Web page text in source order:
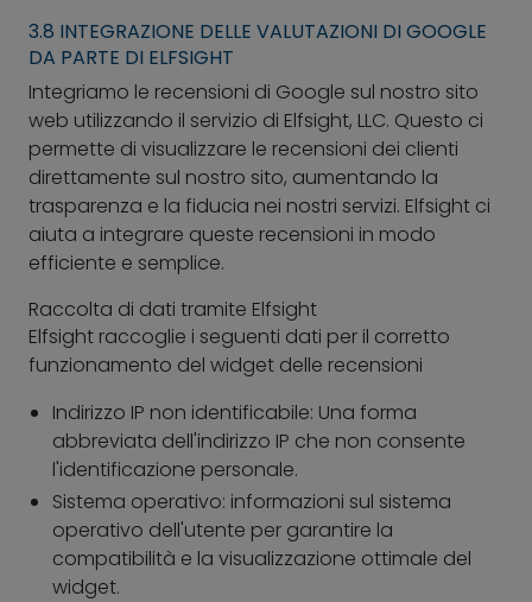
3.8 INTEGRAZIONE DELLE VALUTAZIONI DI GOOGLE
DA PARTE DI ELFSIGHT
Integriamo le recensioni di Google sul nostro sito
web utilizzando il servizio di Elfsight, LLC. Questo ci
permette di visualizzare le recensioni dei clienti
direttamente sul nostro sito, aumentando la
trasparenza e la fiducia nei nostri servizi. Elfsight ci
aiuta a integrare queste recensioni in modo
efficiente e semplice.
Raccolta di dati tramite Elfsight
Elfsight raccoglie i seguenti dati per il corretto
funzionamento del widget delle recensioni
Indirizzo IP non identificabile: Una forma
abbreviata dell'indirizzo IP che non consente
l'identificazione personale.
Sistema operativo: informazioni sul sistema
operativo dell'utente per garantire la
compatibilità e la visualizzazione ottimale del
widget.